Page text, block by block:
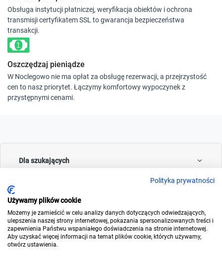
Obsługa instytucji płatniczej, weryfikacja obiektów i ochrona
transmisji certyfikatem SSL to gwarancja bezpieczeństwa
transakcji.
Oszczędzaj pieniądze
W Noclegowo nie ma opłat za obsługę rezerwacji, a przejrzystość
cen to nasz priorytet. Łączymy komfortowy wypoczynek z
przystępnymi cenami.
Dla szukających
Dla wynajmujących
Polityka prywatności
Używamy plików cookie
Możemy je zamieścić w celu analizy danych dotyczących odwiedzających,
ulepszenia naszej strony internetowej, pokazania spersonalizowanych treści i
zapewnienia Państwu wspaniałego doświadczenia na stronie internetowej.
Aby uzyskać więcej informacji na temat plików cookie, których używamy,
otwórz ustawienia.